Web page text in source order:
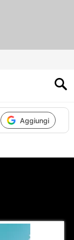
Aggiungi